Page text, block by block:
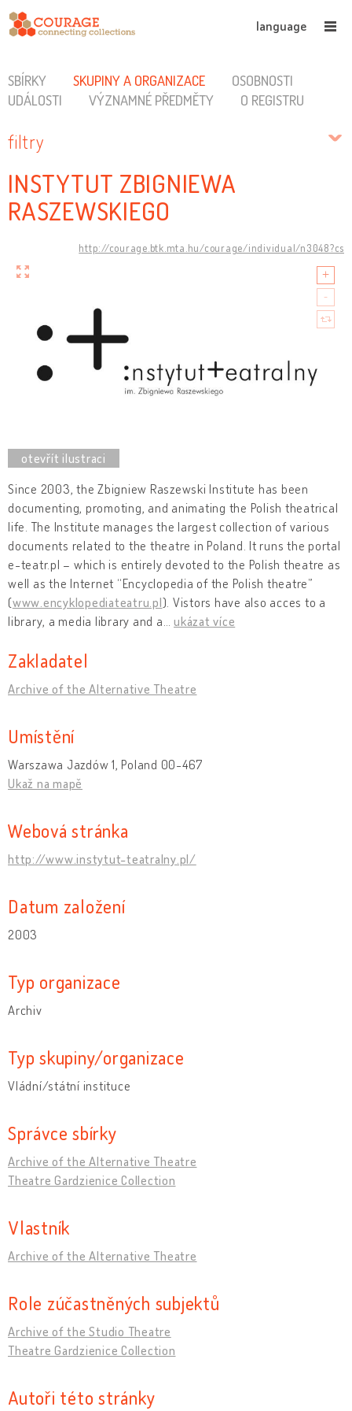
language
SBÍRKY SKUPINY A ORGANIZACE
OSOBNOSTI
UDÁLOSTI
VÝZNAMNÉ PŘEDMĚTY O REGISTRU
filtry
INSTYTUT ZBIGNIEWA
RASZEWSKIEGO
http://courage.btk.mta.hu/courage/individual/n3048?cs
Since 2003, the Zbigniew Raszewski Institute has been
documenting, promoting, and animating the Polish theatrical
life. The Institute manages the largest collection of various
documents related to the theatre in Poland. It runs the portal
e-teatr.pl – which is entirely devoted to the Polish theatre as
well as the Internet “Encyclopedia of the Polish theatre”
(www.encyklopediateatru.pl). Vistors have also acces to a
library, a media library and a
ukázat více
Zakladatel
Archive of the Alternative Theatre
Umístění
Warszawa Jazdów 1, Poland 00-467
Ukaž na mapě
Webová stránka
http://www.instytut-teatralny.pl/
Datum založení
2003
Typ organizace
Archiv
Typ skupiny/organizace
Vládní/státní instituce
Správce sbírky
Archive of the Alternative Theatre
Theatre Gardzienice Collection
Vlastník
Archive of the Alternative Theatre
Role zúčastněných subjektů
Archive of the Studio Theatre
Theatre Gardzienice Collection
Autoři této stránky